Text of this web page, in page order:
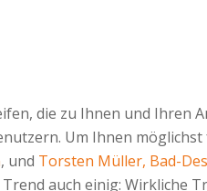
die zu Ihnen und Ihren
Um Ihnen
, und Torsten Müller, Bad-
auch einig: Wirkliche